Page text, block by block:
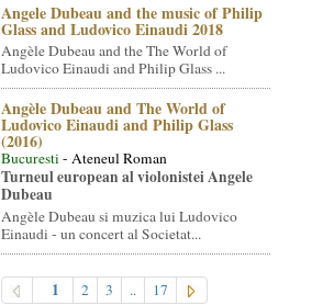
Angele Dubeau and the music of Philip
Glass and Ludovico Einaudi 2018
Angèle Dubeau and the The World of
Ludovico Einaudi and Philip Glass ...
Angèle Dubeau and The World of
Ludovico Einaudi and Philip Glass
(2016)
Bucuresti- Ateneul Roman
Turneul european al violonistei Angele
Dubeau
Angèle Dubeau si muzica lui Ludovico
Einaudi - un concert al Societat...
1 2 3 .. 17